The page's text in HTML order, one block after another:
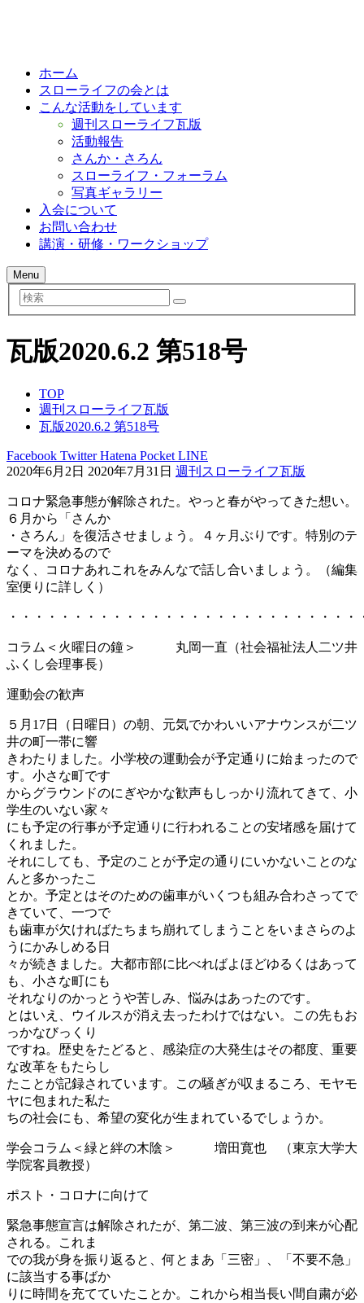
ホーム
スローライフの会とは
こんな活動をしています
週刊スローライフ瓦版
活動報告
さんか・さろん
スローライフ・フォーラム
写真ギャラリー
入会について
お問い合わせ
講演・研修・ワークショップ
Menu
検
索
瓦版2020.6.2 第518号
TOP
週刊スローライフ瓦版
瓦版2020.6.2 第518号
Facebook TwitterHatena Pocket LINE
2020年6月2日 2020年7月31日 週刊スローライフ瓦版
コロナ緊急事態が解除された。やっと春がやってきた想い。
６月から「さんか
・さろん」を復活させましょう。４ヶ月ぶりです。特別のテ
ーマを決めるので
なく、コロナあれこれをみんなで話し合いましょう。（編集
室便りに詳しく）
・・・・・・・・・・・・・・・・・・・・・・・・・・
コラム＜火曜日の鐘＞ 丸岡一直（社会福祉法人二ツ井
ふくし会理事長）
運動会の歓声
５月17日（日曜日）の朝、元気でかわいいアナウンスが二ツ
井の町一帯に響
きわたりました。小学校の運動会が予定通りに始まったので
す。小さな町です
からグラウンドのにぎやかな歓声もしっかり流れてきて、小
学生のいない家々
にも予定の行事が予定通りに行われることの安堵感を届けて
くれました。
それにしても、予定のことが予定の通りにいかないことのな
んと多かったこ
とか。予定とはそのための歯車がいくつも組み合わさってで
きていて、一つで
も歯車が欠ければたちまち崩れてしまうことをいまさらのよ
うにかみしめる日
々が続きました。大都市部に比べればよほどゆるくはあって
も、小さな町にも
それなりのかっとうや苦しみ、悩みはあったのです。
とはいえ、ウイルスが消え去ったわけではない。この先もお
っかなびっくり
ですね。歴史をたどると、感染症の大発生はその都度、重要
な改革をもたらし
たことが記録されています。この騒ぎが収まるころ、モヤモ
ヤに包まれた私た
ちの社会にも、希望の変化が生まれているでしょうか。
学会コラム＜緑と絆の木陰＞ 増田寛也 （東京大学大
学院客員教授）
ポスト・コロナに向けて
緊急事態宣言は解除されたが、第二波、第三波の到来が心配
される。これま
での我が身を振り返ると、何とまあ「三密」、「不要不急」
に該当する事ばか
りに時間を充てていたことか。これから相当長い間自粛が必